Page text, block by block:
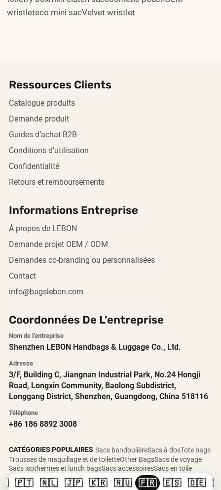
wristleteco mini sacVelvet wristlet
Ressources Clients
Catalogue produits
Demande produit
Guides d’achat B2B
Conditions d’utilisation
Confidentialité
Retours et remboursements
Informations Entreprise
À propos de LEBON
Demande projet OEM / ODM
Demandes co-branding ou personnalisées
Contact
info@bagslebon.com
Coordonnées De L’entreprise
Nom de l’entreprise
Shenzhen LEBON Handbags & Luggage Co., Ltd.
Adresse
3/F, Building C, Jiangnan Industrial Park, No.24 Hongji
Road, Longxin Community, Baolong Subdistrict,
Longgang District, Shenzhen, Guangdong, China 518116
Téléphone
+86 186 8892 3008
CATÉGORIES POPULAIRES Sacs bandoulièreSacs à dosTote bags
Trousses de maquillage et de toiletteOther BagsSacs de voyage
Sacs isothermes et lunch bagsSacs accessoiresSacs en toile
🇵🇹 🇳🇱 🇯🇵 🇰🇷 🇷🇺 🇫🇷 🇪🇸 🇩🇪